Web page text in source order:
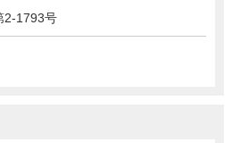
2-1793号